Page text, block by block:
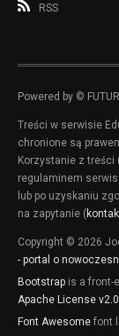
RSS
Powered by ©
Treści w serwisie
chronione są
Korzystanie z treści
regulaminem
lub po uzyskaniu
na zapytanie (
Copyright © 2026
- portal o
Bootstrap is a front-
Apache License v2.0
Font Awesome font